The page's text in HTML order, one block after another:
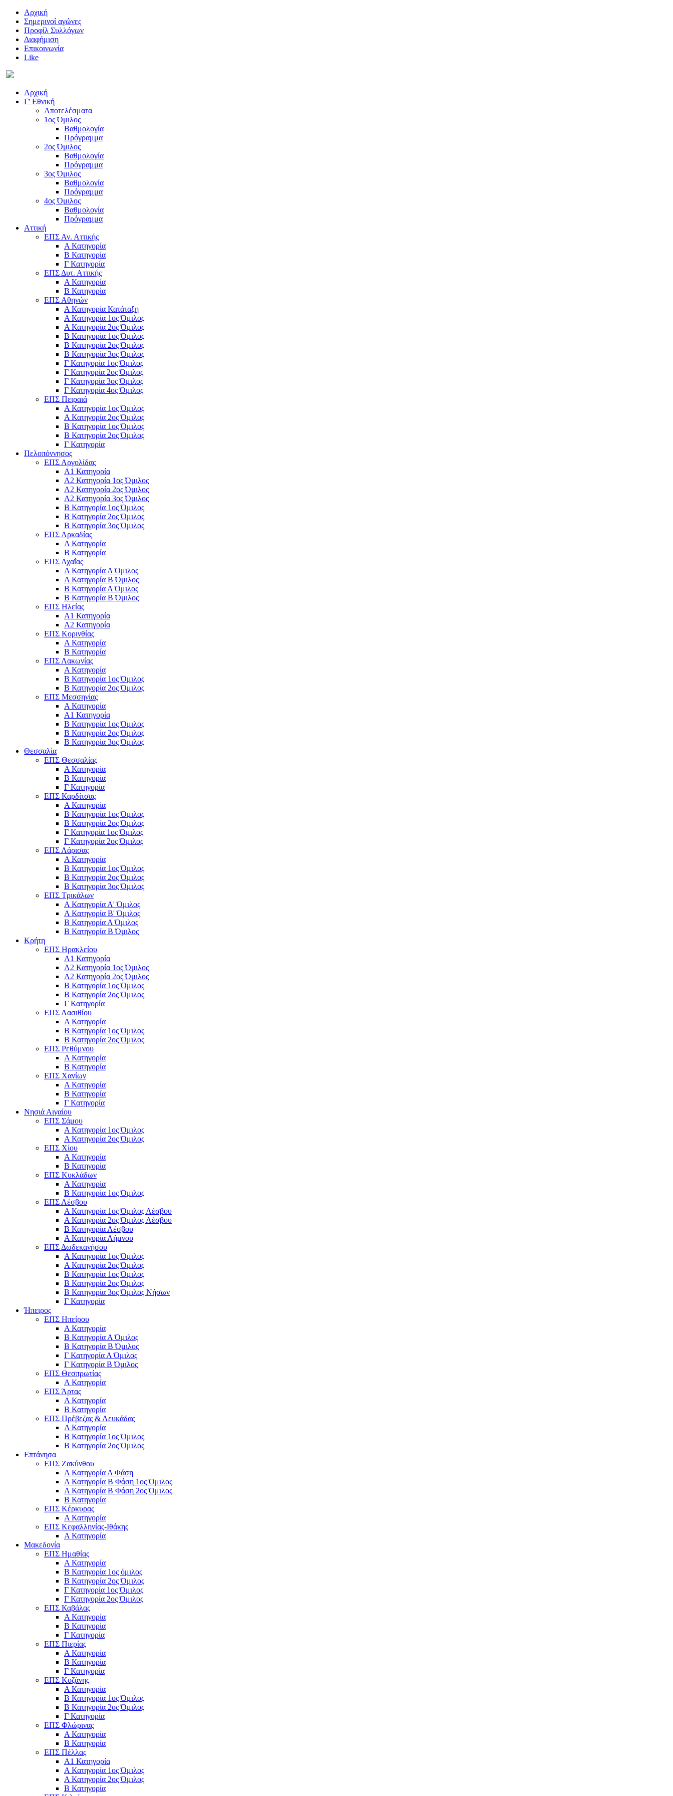
Αρχική
Σημερινοί αγώνες
Προφίλ Συλλόγων
Διαφήμιση
Επικοινωνία
Like
Αρχική
Γ' Εθνική
Αποτελέσματα
1ος Όμιλος
Βαθμολογία
Πρόγραμμα
2ος Όμιλος
Βαθμολογία
Πρόγραμμα
3ος Όμιλος
Βαθμολογία
Πρόγραμμα
4ος Όμιλος
Βαθμολογία
Πρόγραμμα
Αττική
ΕΠΣ Αν. Αττικής
Α Κατηγορία
Β Κατηγορία
Γ Κατηγορία
ΕΠΣ Δυτ. Αττικής
Α Κατηγορία
Β Κατηγορία
ΕΠΣ Αθηνών
Α Κατηγορία Κατάταξη
Α Κατηγορία 1ος Όμιλος
Α Κατηγορία 2ος Όμιλος
Β Κατηγορία 1ος Όμιλος
Β Κατηγορία 2ος Όμιλος
Β Κατηγορία 3ος Όμιλος
Γ Κατηγορία 1ος Όμιλος
Γ Κατηγορία 2ος Όμιλος
Γ Κατηγορία 3ος Όμιλος
Γ Κατηγορία 4ος Όμιλος
ΕΠΣ Πειραιά
Α Κατηγορία 1ος Όμιλος
Α Κατηγορία 2ος Όμιλος
Β Κατηγορία 1ος Όμιλος
Β Κατηγορία 2ος Όμιλος
Γ Κατηγορία
Πελοπόννησος
ΕΠΣ Αργολίδας
Α1 Κατηγορία
Α2 Κατηγορία 1ος Όμιλος
Α2 Κατηγορία 2ος Όμιλος
Α2 Κατηγορία 3ος Όμιλος
Β Κατηγορία 1ος Όμιλος
Β Κατηγορία 2ος Όμιλος
Β Κατηγορία 3ος Όμιλος
ΕΠΣ Αρκαδίας
Α Κατηγορία
Β Κατηγορία
ΕΠΣ Αχαΐας
Α Κατηγορία Α Όμιλος
Α Κατηγορία Β Όμιλος
Β Κατηγορία Α Όμιλος
Β Κατηγορία Β Όμιλος
ΕΠΣ Ηλείας
Α1 Κατηγορία
Α2 Κατηγορία
ΕΠΣ Κορινθίας
Α Κατηγορία
Β Κατηγορία
ΕΠΣ Λακωνίας
Α Κατηγορία
Β Κατηγορία 1ος Όμιλος
Β Κατηγορία 2ος Όμιλος
ΕΠΣ Μεσσηνίας
Α Κατηγορία
Α1 Κατηγορία
Β Κατηγορία 1ος Όμιλος
Β Κατηγορία 2ος Όμιλος
Β Κατηγορία 3ος Όμιλος
Θεσσαλία
ΕΠΣ Θεσσαλίας
Α Κατηγορία
Β Κατηγορία
Γ Κατηγορία
ΕΠΣ Καρδίτσας
Α Κατηγορία
Β Κατηγορία 1ος Όμιλος
Β Κατηγορία 2ος Όμιλος
Γ Κατηγορία 1ος Όμιλος
Γ Κατηγορία 2ος Όμιλος
ΕΠΣ Λάρισας
Α Κατηγορία
Β Κατηγορία 1ος Όμιλος
Β Κατηγορία 2ος Όμιλος
Β Κατηγορία 3ος Όμιλος
ΕΠΣ Τρικάλων
Α Κατηγορία Α' Όμιλος
Α Κατηγορία Β' Όμιλος
Β Κατηγορία Α Όμιλος
Β Κατηγορία Β Όμιλος
Κρήτη
ΕΠΣ Ηρακλείου
Α1 Κατηγορία
Α2 Κατηγορία 1ος Όμιλος
Α2 Κατηγορία 2ος Όμιλος
Β Κατηγορία 1ος Όμιλος
Β Κατηγορία 2ος Όμιλος
Γ Κατηγορία
ΕΠΣ Λασιθίου
Α Κατηγορία
Β Κατηγορία 1ος Όμιλος
Β Κατηγορία 2ος Όμιλος
ΕΠΣ Ρεθύμνου
Α Κατηγορία
Β Κατηγορία
ΕΠΣ Χανίων
Α Κατηγορία
Β Κατηγορία
Γ Κατηγορία
Νησιά Αιγαίου
ΕΠΣ Σάμου
Α Κατηγορία 1ος Όμιλος
Α Κατηγορία 2ος Όμιλος
ΕΠΣ Χίου
Α Κατηγορία
Β Κατηγορία
ΕΠΣ Κυκλάδων
Α Κατηγορία
Β Κατηγορία 1ος Όμιλος
ΕΠΣ Λέσβου
Α Κατηγορία 1ος Όμιλος Λέσβου
Α Κατηγορία 2ος Όμιλος Λέσβου
B Κατηγορία Λέσβου
Α Κατηγορία Λήμνου
ΕΠΣ Δωδεκανήσου
Α Κατηγορία 1ος Όμιλος
Α Κατηγορία 2ος Όμιλος
Β Κατηγορία 1ος Όμιλος
Β Κατηγορία 2ος Όμιλος
Β Κατηγορία 3ος Όμιλος Νήσων
Γ Κατηγορία
Ήπειρος
ΕΠΣ Ηπείρου
Α Κατηγορία
Β Κατηγορία Α Όμιλος
Β Κατηγορία Β Όμιλος
Γ Κατηγορία Α Όμιλος
Γ Κατηγορία Β Όμιλος
ΕΠΣ Θεσπρωτίας
Α Κατηγορία
ΕΠΣ Άρτας
Α Κατηγορία
Β Κατηγορία
ΕΠΣ Πρέβεζας & Λευκάδας
Α Κατηγορία
Β Κατηγορία 1ος Όμιλος
Β Κατηγορία 2ος Όμιλος
Επτάνησα
ΕΠΣ Ζακύνθου
Α Κατηγορία Α Φάση
Α Κατηγορία Β Φάση 1ος Όμιλος
Α Κατηγορία Β Φάση 2ος Όμιλος
Β Κατηγορία
ΕΠΣ Κέρκυρας
A Κατηγορία
ΕΠΣ Κεφαλληνίας-Ιθάκης
Α Κατηγορία
Μακεδονία
ΕΠΣ Ημαθίας
Α Κατηγορία
Β Κατηγορία 1ος όμιλος
Β Κατηγορία 2ος Όμιλος
Γ Κατηγορία 1ος Όμιλος
Γ Κατηγορία 2ος Όμιλος
ΕΠΣ Καβάλας
Α Κατηγορία
Β Κατηγορία
Γ Κατηγορία
ΕΠΣ Πιερίας
Α Κατηγορία
Β Κατηγορία
Γ Κατηγορία
ΕΠΣ Κοζάνης
Α Κατηγορία
Β Κατηγορία 1ος Όμιλος
Β Κατηγορία 2ος Όμιλος
Γ Κατηγορία
ΕΠΣ Φλώρινας
Α Κατηγορία
Β Κατηγορία
ΕΠΣ Πέλλας
Α1 Κατηγορία
Α Κατηγορία 1ος Όμιλος
Α Κατηγορία 2ος Όμιλος
Β Κατηγορία